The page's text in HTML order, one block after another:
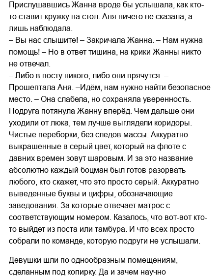
Прислушавшись Жанна вроде бы услышала, как кто-
то ставит кружку на стол. Аня ничего не сказала, а
лишь наблюдала.
– Вы нас слышите! – Закричала Жанна. – Нам нужна
помощь! – Но в ответ тишина, на крики Жанны никто
не отвечал.
– Либо в посту никого, либо они прячутся. –
Прошептала Аня. –Идём, нам нужно найти безопасное
место. – Она слабела, но сохраняла уверенность.
Подруга потянула Жанну вперёд. Чем дальше они
уходили от люка, тем лучше выглядели коридоры.
Чистые переборки, без следов массы. Аккуратно
выкрашенные в серый цвет, который на флоте с
давних времен зовут шаровым. И за это название
абсолютно каждый боцман был готов разорвать
любого, кто скажет, что это просто серый. Аккуратно
выведенные буквы и цифры, обозначающие
заведования. За которые отвечает матрос с
соответствующим номером. Казалось, что вот-вот кто-
то выйдет из поста или тамбура. И что всех просто
собрали по команде, которую подруги не услышали.
Девушки шли по однообразным помещениям,
сделанным под копирку. Да и зачем научно